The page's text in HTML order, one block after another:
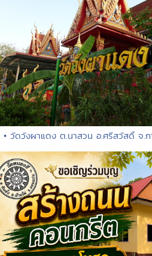
• วัดวังผาแดง ต.นาสวน อ.ศรีสวัสดิ์ จ.